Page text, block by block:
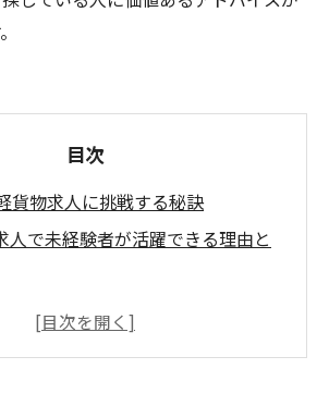
目次
貨物求人に挑戦する秘訣
人で未経験者が活躍できる理由と
も安心できる軽貨物求人の条件を